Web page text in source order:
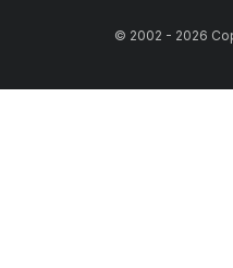
© 2002 - 2026